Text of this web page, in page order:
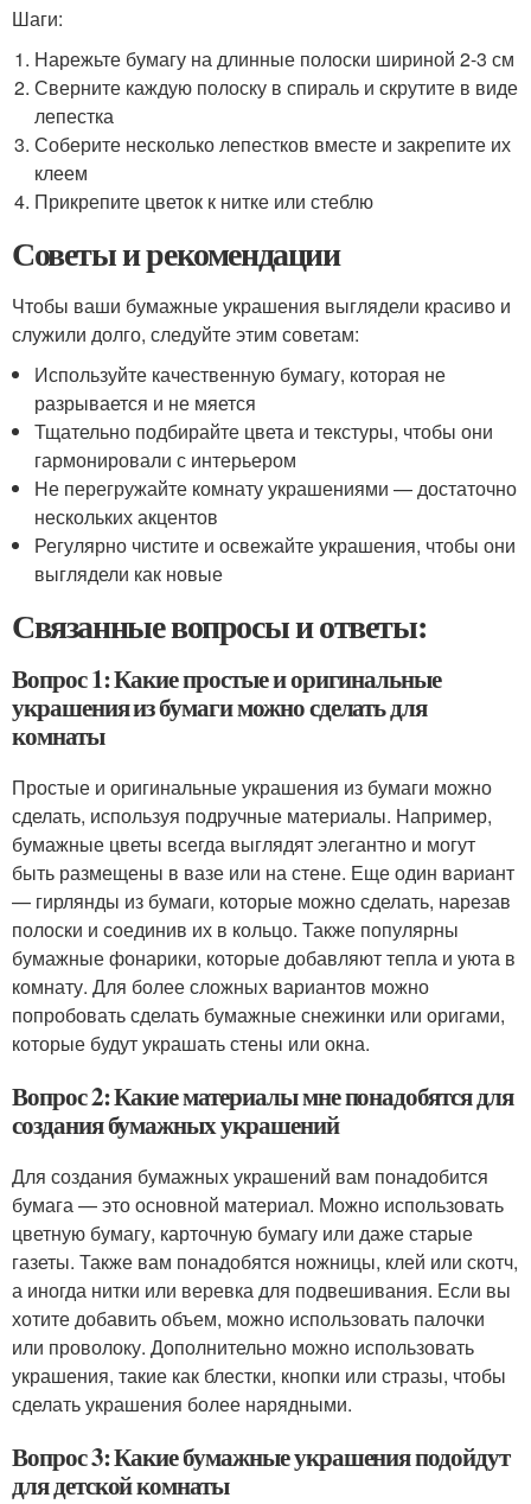
Шаги:
Нарежьте бумагу на длинные полоски шириной 2-3 см
Сверните каждую полоску в спираль и скрутите в виде
лепестка
Соберите несколько лепестков вместе и закрепите их
клеем
Прикрепите цветок к нитке или стеблю
Советы и рекомендации
Чтобы ваши бумажные украшения выглядели красиво и
служили долго, следуйте этим советам:
Используйте качественную бумагу, которая не
разрывается и не мяется
Тщательно подбирайте цвета и текстуры, чтобы они
гармонировали с интерьером
Не перегружайте комнату украшениями — достаточно
нескольких акцентов
Регулярно чистите и освежайте украшения, чтобы они
выглядели как новые
Связанные вопросы и ответы:
Вопрос 1: Какие простые и оригинальные
украшения из бумаги можно сделать для
комнаты
Простые и оригинальные украшения из бумаги можно
сделать, используя подручные материалы. Например,
бумажные цветы всегда выглядят элегантно и могут
быть размещены в вазе или на стене. Еще один вариант
— гирлянды из бумаги, которые можно сделать, нарезав
полоски и соединив их в кольцо. Также популярны
бумажные фонарики, которые добавляют тепла и уюта в
комнату. Для более сложных вариантов можно
попробовать сделать бумажные снежинки или оригами,
которые будут украшать стены или окна.
Вопрос 2: Какие материалы мне понадобятся для
создания бумажных украшений
Для создания бумажных украшений вам понадобится
бумага — это основной материал. Можно использовать
цветную бумагу, карточную бумагу или даже старые
газеты. Также вам понадобятся ножницы, клей или скотч,
а иногда нитки или веревка для подвешивания. Если вы
хотите добавить объем, можно использовать палочки
или проволоку. Дополнительно можно использовать
украшения, такие как блестки, кнопки или стразы, чтобы
сделать украшения более нарядными.
Вопрос 3: Какие бумажные украшения подойдут
для детской комнаты